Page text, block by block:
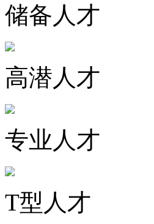
储备人才
高潜人才
专业人才
T型人才